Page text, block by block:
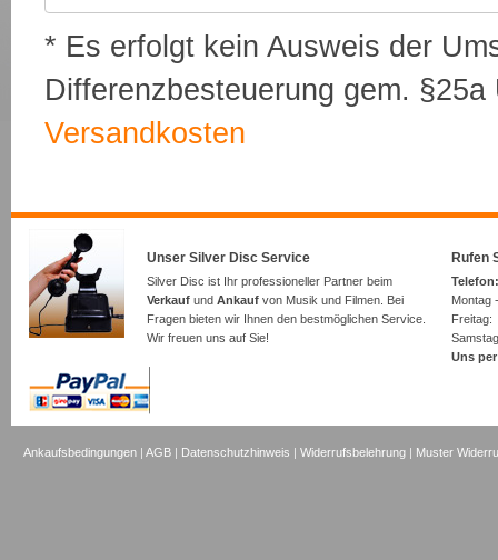
* Es erfolgt kein Ausweis der
Differenzbesteuerung gem.
Versandkosten
Unser Silver Disc Service
Silver Disc ist Ihr professioneller Partner beim
Verkauf und Ankauf von Musik und Filmen. Bei
Fragen bieten wir Ihnen den bestmöglichen Service.
Wir freuen uns auf Sie!
Rufen
Montag
Uns
Ankaufsbedingungen |AGB | Datenschutzhinweis |Widerrufsbelehrung | Muster